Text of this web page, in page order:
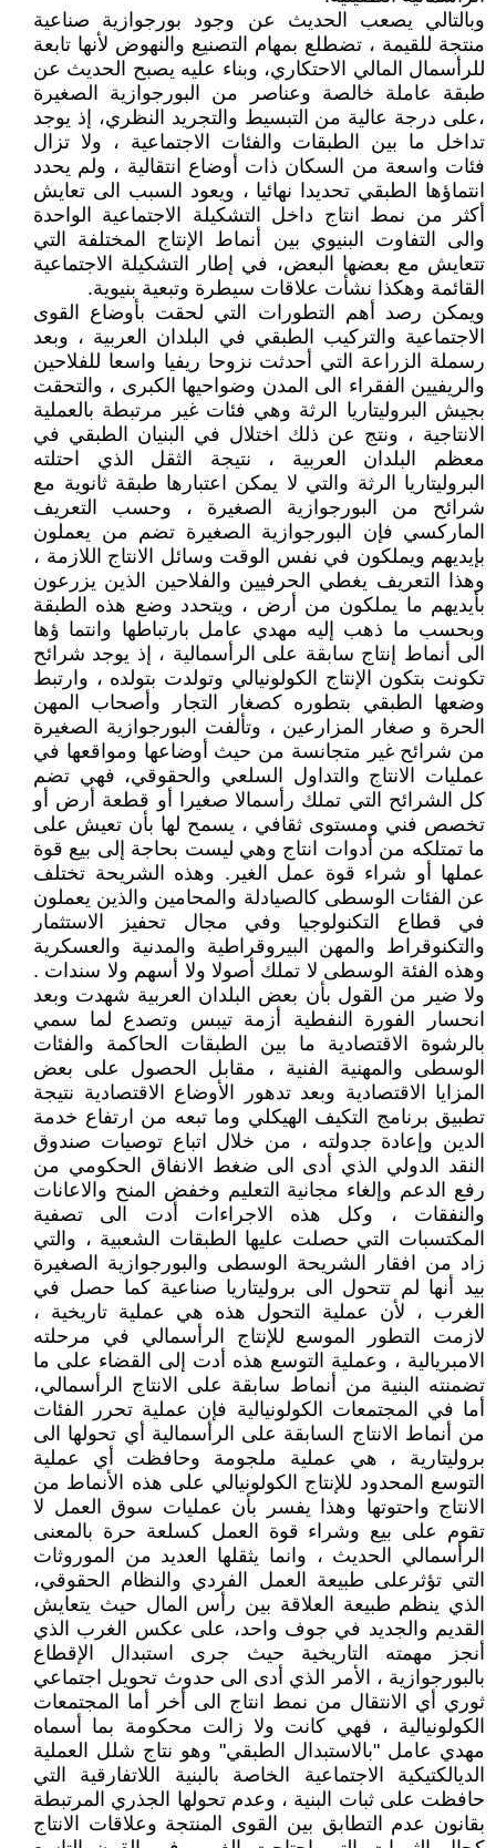
وبالتالي يصعب الحديث عن وجود بورجوازية صناعية
منتجة للقيمة ، تضطلع بمهام التصنيع والنهوض لأنها تابعة
للرأسمال المالي الاحتكاري، وبناء عليه يصبح الحديث عن
طبقة عاملة خالصة وعناصر من البورجوازية الصغيرة
،على درجة عالية من التبسيط والتجريد النظري، إذ يوجد
تداخل ما بين الطبقات والفئات الاجتماعية ، ولا تزال
فئات واسعة من السكان ذات أوضاع انتقالية ، ولم يحدد
انتماؤها الطبقي تحديدا نهائيا ، ويعود السبب الى تعايش
أكثر من نمط انتاج داخل التشكيلة الاجتماعية الواحدة
والى التفاوت البنيوي بين أنماط الإنتاج المختلفة التي
تتعايش مع بعضها البعض، في إطار التشكيلة الاجتماعية
القائمة وهكذا نشأت علاقات سيطرة وتبعية بنيوية.
ويمكن رصد أهم التطورات التي لحقت بأوضاع القوى
الاجتماعية والتركيب الطبقي في البلدان العربية ، وبعد
رسملة الزراعة التي أحدثت نزوحا ريفيا واسعا للفلاحين
والريفيين الفقراء الى المدن وضواحيها الكبرى ، والتحقت
بجيش البروليتاريا الرثة وهي فئات غير مرتبطة بالعملية
الانتاجية ، ونتج عن ذلك اختلال في البنيان الطبقي في
معظم البلدان العربية ، نتيجة الثقل الذي احتلته
البروليتاريا الرثة والتي لا يمكن اعتبارها طبقة ثانوية مع
شرائح من البورجوازية الصغيرة ، وحسب التعريف
الماركسي فإن البورجوازية الصغيرة تضم من يعملون
بإيديهم ويملكون في نفس الوقت وسائل الانتاج اللازمة ،
وهذا التعريف يغطي الحرفيين والفلاحين الذين يزرعون
بأيديهم ما يملكون من أرض ، ويتحدد وضع هذه الطبقة
وبحسب ما ذهب إليه مهدي عامل بارتباطها وانتما ؤها
الى أنماط إنتاج سابقة على الرأسمالية ، إذ يوجد شرائح
تكونت بتكون الإنتاج الكولونيالي وتولدت بتولده ، وارتبط
وضعها الطبقي بتطوره كصغار التجار وأصحاب المهن
الحرة و صغار المزارعين ، وتألفت البورجوازية الصغيرة
من شرائح غير متجانسة من حيث أوضاعها ومواقعها في
عمليات الانتاج والتداول السلعي والحقوقي، فهي تضم
كل الشرائح التي تملك رأسمالا صغيرا أو قطعة أرض أو
تخصص فني ومستوى ثقافي ، يسمح لها بأن تعيش على
ما تمتلكه من أدوات انتاج وهي ليست بحاجة إلى بيع قوة
عملها أو شراء قوة عمل الغير. وهذه الشريحة تختلف
عن الفئات الوسطى كالصيادلة والمحامين والذين يعملون
في قطاع التكنولوجيا وفي مجال تحفيز الاستثمار
والتكنوقراط والمهن البيروقراطية والمدنية والعسكرية
وهذه الفئة الوسطى لا تملك أصولا ولا أسهم ولا سندات .
ولا ضير من القول بأن بعض البلدان العربية شهدت وبعد
انحسار الفورة النفطية أزمة تيبس وتصدع لما سمي
بالرشوة الاقتصادية ما بين الطبقات الحاكمة والفئات
الوسطى والمهنية الفنية ، مقابل الحصول على بعض
المزايا الاقتصادية وبعد تدهور الأوضاع الاقتصادية نتيجة
تطبيق برنامج التكيف الهيكلي وما تبعه من ارتفاع خدمة
الدين وإعادة جدولته ، من خلال اتباع توصيات صندوق
النقد الدولي الذي أدى الى ضغط الانفاق الحكومي من
رفع الدعم وإلغاء مجانية التعليم وخفض المنح والاعانات
والنفقات ، وكل هذه الاجراءات أدت الى تصفية
المكتسبات التي حصلت عليها الطبقات الشعبية ، والتي
زاد من افقار الشريحة الوسطى والبورجوازية الصغيرة
بيد أنها لم تتحول الى بروليتاريا صناعية كما حصل في
الغرب ، لأن عملية التحول هذه هي عملية تاريخية ،
لازمت التطور الموسع للإنتاج الرأسمالي في مرحلته
الامبريالية ، وعملية التوسع هذه أدت إلى القضاء على ما
تضمنته البنية من أنماط سابقة على الانتاج الرأسمالي،
أما في المجتمعات الكولونيالية فإن عملية تحرر الفئات
من أنماط الانتاج السابقة على الرأسمالية أي تحولها الى
بروليتارية ، هي عملية ملجومة وحافظت أي عملية
التوسع المحدود للإنتاج الكولونيالي على هذه الأنماط من
الانتاج واحتوتها وهذا يفسر بأن عمليات سوق العمل لا
تقوم على بيع وشراء قوة العمل كسلعة حرة بالمعنى
الرأسمالي الحديث ، وانما يثقلها العديد من الموروثات
التي تؤثرعلى طبيعة العمل الفردي والنظام الحقوقي،
الذي ينظم طبيعة العلاقة بين رأس المال حيث يتعايش
القديم والجديد في جوف واحد، على عكس الغرب الذي
أنجز مهمته التاريخية حيث جرى استبدال الإقطاع
بالبورجوازية ، الأمر الذي أدى الى حدوث تحويل اجتماعي
ثوري أي الانتقال من نمط انتاج الى أخر أما المجتمعات
الكولونيالية ، فهي كانت ولا زالت محكومة بما أسماه
مهدي عامل "بالاستبدال الطبقي" وهو نتاج شلل العملية
الديالكتيكية الاجتماعية الخاصة بالبنية اللاتفارقية التي
حافظت على ثبات البنية ، وعدم تحولها الجذري المرتبطة
بقانون عدم التطابق بين القوى المنتجة وعلاقات الانتاج